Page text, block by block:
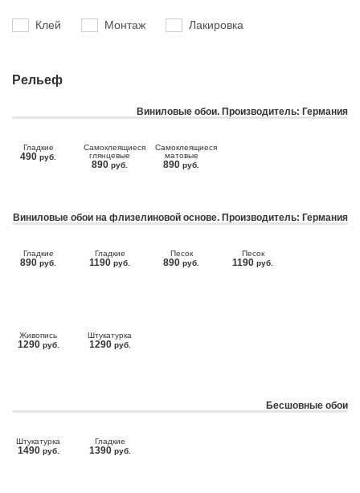
Клей Монтаж Лакировка
Рельеф
Виниловые обои. Производитель: Германия
Гладкие
490 руб.
Самоклеящиеся
глянцевые
890 руб.
Самоклеящиеся
матовые
890 руб.
Виниловые обои на флизелиновой основе. Производитель: Германия
Гладкие
890 руб.
Гладкие
1190 руб.
Песок
890 руб.
Песок
1190 руб.
Живопись
1290 руб.
Штукатурка
1290 руб.
Бесшовные обои
Штукатурка
1490 руб.
Гладкие
1390 руб.